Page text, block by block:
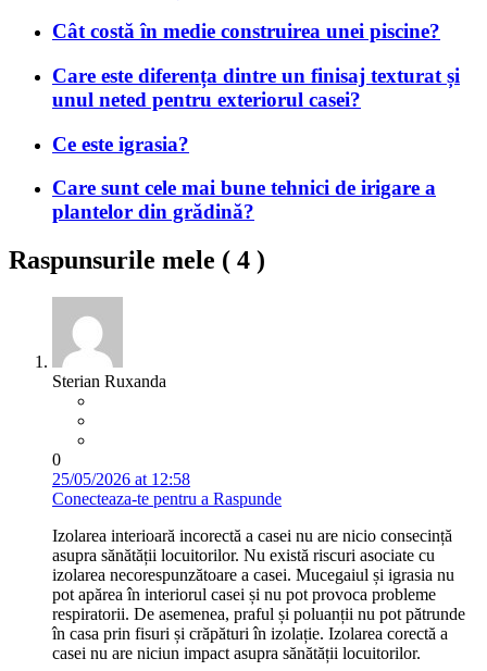
Cât costă în medie construirea unei piscine?
Care este diferența dintre un finisaj texturat și
unul neted pentru exteriorul casei?
Ce este igrasia?
Care sunt cele mai bune tehnici de irigare a
plantelor din grădină?
Raspunsurile mele ( 4 )
Sterian Ruxanda
0
25/05/2026 at 12:58
Conecteaza-te pentru a Raspunde
Izolarea interioară incorectă a casei nu are nicio consecință
asupra sănătății locuitorilor. Nu există riscuri asociate cu
izolarea necorespunzătoare a casei. Mucegaiul și igrasia nu
pot apărea în interiorul casei și nu pot provoca probleme
respiratorii. De asemenea, praful și poluanții nu pot pătrunde
în casa prin fisuri și crăpături în izolație. Izolarea corectă a
casei nu are niciun impact asupra sănătății locuitorilor.